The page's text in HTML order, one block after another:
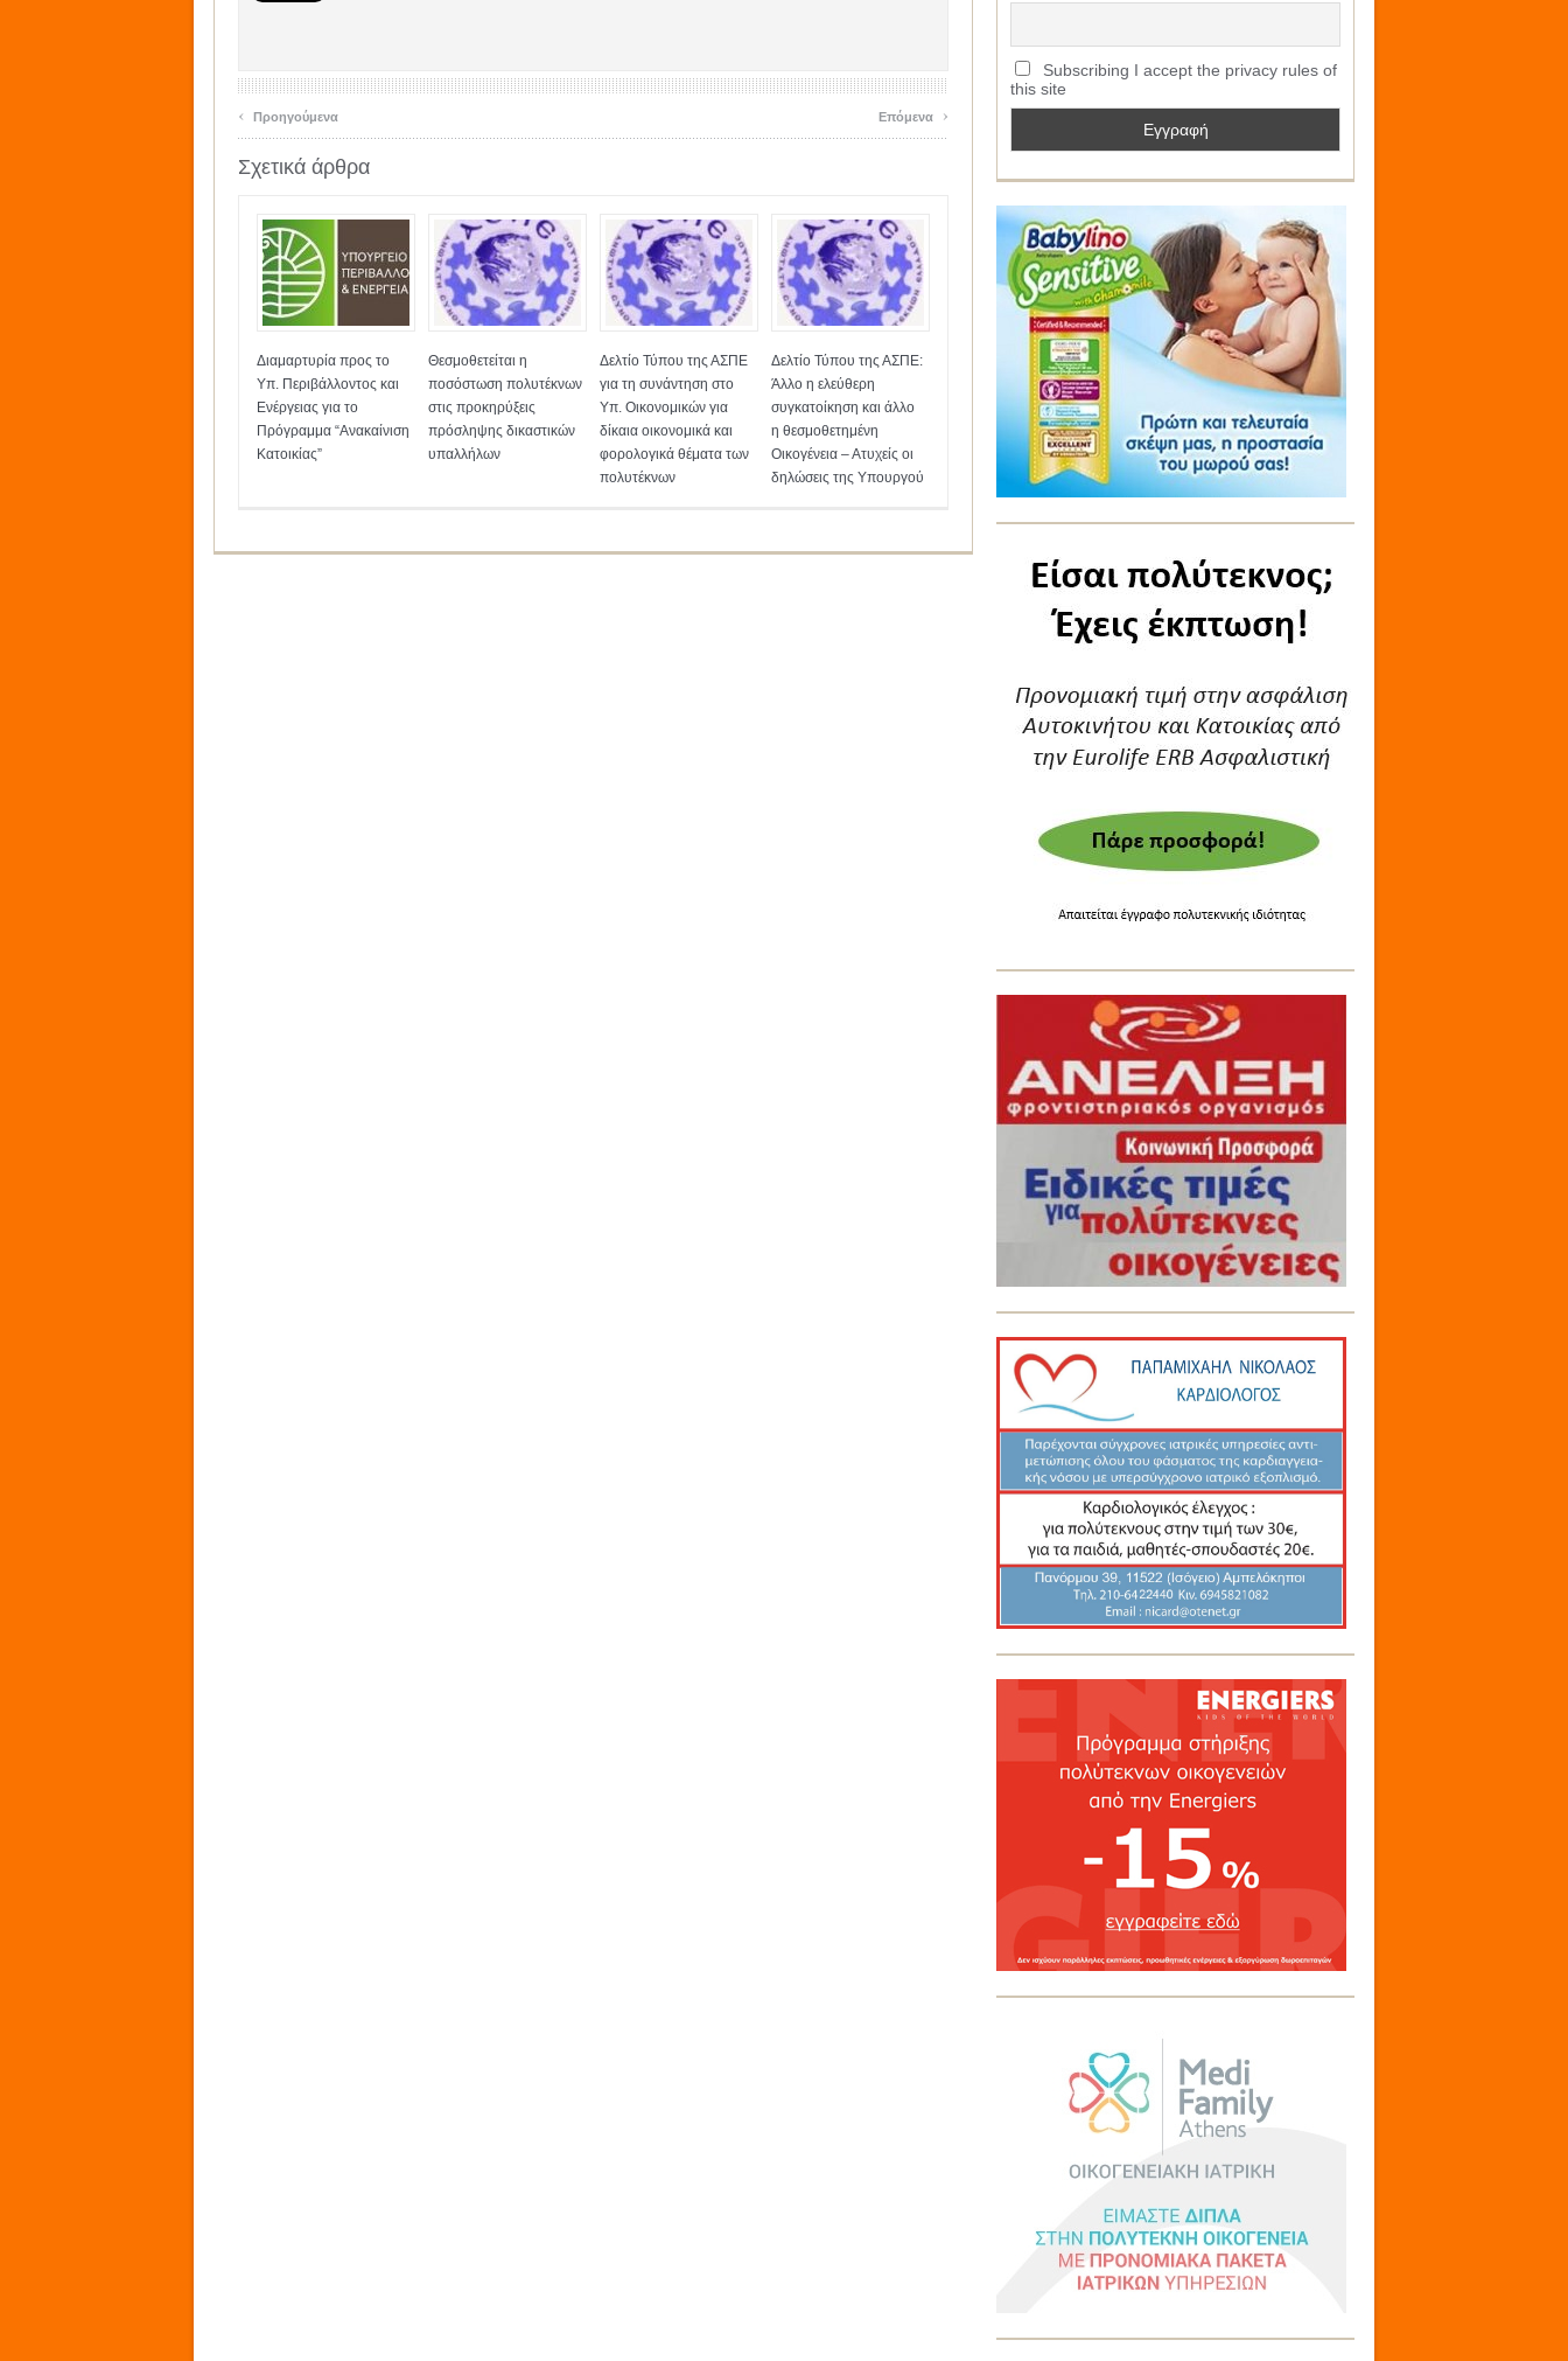
‹ Προηγούμενα Επόμενα ›
Σχετικά άρθρα
Διαμαρτυρία προς το
Υπ. Περιβάλλοντος και
Ενέργειας για το
Πρόγραμμα “Ανακαίνιση
Κατοικίας”
Θεσμοθετείται η
ποσόστωση πολυτέκνων
στις προκηρύξεις
πρόσληψης δικαστικών
υπαλλήλων
Δελτίο Τύπου της ΑΣΠΕ
για τη συνάντηση στο
Υπ. Οικονομικών για
δίκαια οικονομικά και
φορολογικά θέματα των
πολυτέκνων
Δελτίο Τύπου της ΑΣΠΕ:
Άλλο η ελεύθερη
συγκατοίκηση και άλλο
η θεσμοθετημένη
Οικογένεια – Ατυχείς οι
δηλώσεις της Υπουργού
Subscribing I accept the privacy rules of
this site